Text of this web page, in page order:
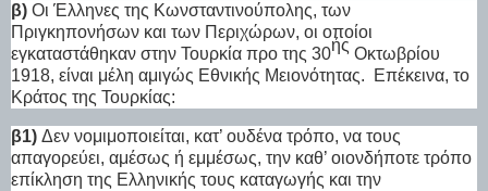
β) Οι Έλληνες της Κωνσταντινούπολης, των
Πριγκηπονήσων και των Περιχώρων, οι οποίοι
εγκαταστάθηκαν στην Τουρκία προ της 30ής Οκτωβρίου
1918, είναι μέλη αμιγώς Εθνικής Μειονότητας.
Επέκεινα, το
Κράτος της Τουρκίας:
β1) Δεν νομιμοποιείται, κατ’ ουδένα τρόπο, να τους
απαγορεύει, αμέσως ή εμμέσως, την καθ’ οιονδήποτε τρόπο
επίκληση της Ελληνικής τους καταγωγής και την